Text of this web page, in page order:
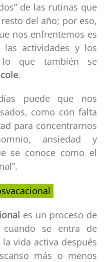
de las rutinas que
del año; por eso,
nos enfrentemos es
las actividades y los
lo que también se
.
puede que nos
como con falta
para concentrarnos
ansiedad y
se conoce como el
es un proceso de
cuando se entra de
vida activa después
más o menos